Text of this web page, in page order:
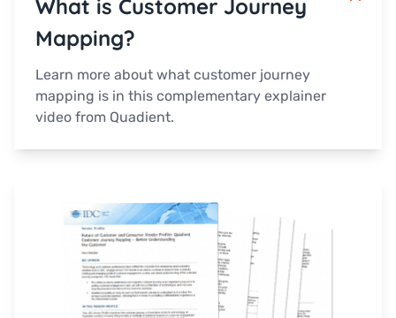
What is Customer Journey
Mapping?
Learn more about what customer journey
mapping is in this complementary explainer
video from Quadient.